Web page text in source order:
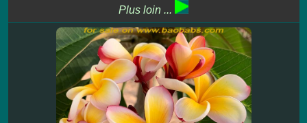
Plus loin ...